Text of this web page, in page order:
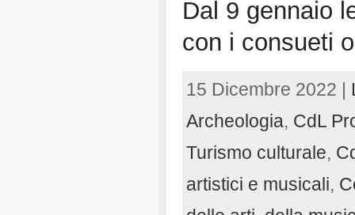
Dal 9 gennaio
con i consueti
15 Dicembre 2022 |
Archeologia, CdL
Turismo culturale,
artistici e musicali,